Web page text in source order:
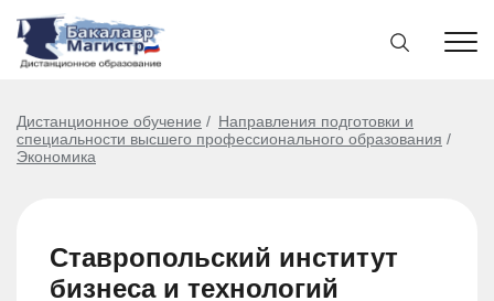
Дистанционное обучение
Направления подготовки и
специальности высшего профессионального образования
Экономика
Ставропольский институт
бизнеса и технологий